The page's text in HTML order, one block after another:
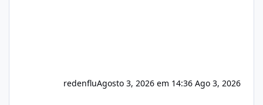
redenfluAgosto 3, 2026 em 14:36 Ago 3, 2026